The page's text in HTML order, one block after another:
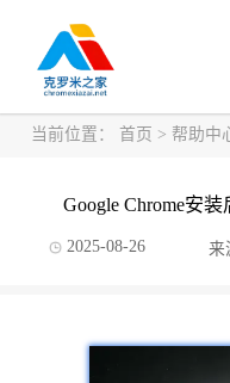
当前位置： 首页 > 帮助中
Google Chrome安
2025-08-26 来